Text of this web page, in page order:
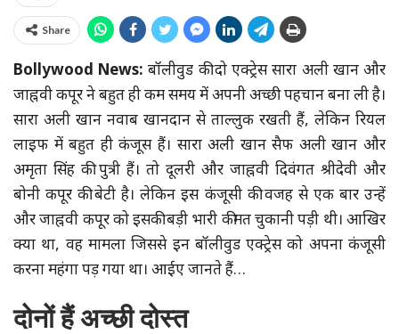
Share
Bollywood News: बॉलीवुड की दो एक्ट्रेस सारा अली खान और
जाह्नवी कपूर ने बहुत ही कम समय में अपनी अच्छी पहचान बना ली है।
सारा अली खान नवाब खानदान से ताल्लुक रखती हैं, लेकिन रियल
लाइफ में बहुत ही कंजूस हैं। सारा अली खान सैफ अली खान और
अमृता सिंह की पुत्री हैं। तो दूलरी और जाह्नवी दिवंगत श्रीदेवी और
बोनी कपूर की बेटी है। लेकिन इस कंजूसी की वजह से एक बार उन्हें
और जाह्नवी कपूर को इसकी बड़ी भारी कीमत चुकानी पड़ी थी। आखिर
क्या था, वह मामला जिससे इन बॉलीवुड एक्ट्रेस को अपना कंजूसी
करना महंगा पड़ गया था। आईए जानते हैं…
दोनों हैं अच्छी दोस्त